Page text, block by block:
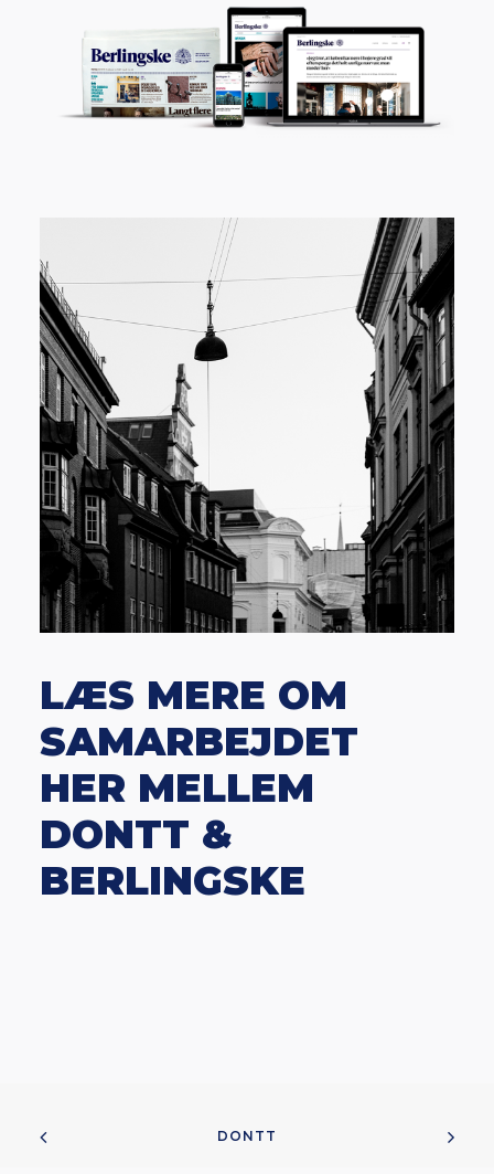
LÆS MERE OM
SAMARBEJDET
HER MELLEM
DONTT &
BERLINGSKE
DONTT